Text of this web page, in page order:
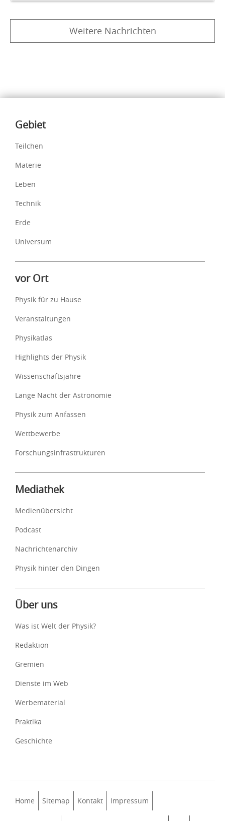
Weitere Nachrichten
Inhalte
Gebiet
Teilchen
Materie
Leben
Technik
Erde
Universum
vor Ort
Physik für zu Hause
Veranstaltungen
Physikatlas
Highlights der Physik
Wissenschaftsjahre
Lange Nacht der Astronomie
Physik zum Anfassen
Wettbewerbe
Forschungsinfrastrukturen
Mediathek
Medienübersicht
Podcast
Nachrichtenarchiv
Physik hinter den Dingen
Über uns
Was ist Welt der Physik?
Redaktion
Gremien
Dienste im Web
Werbematerial
Praktika
Geschichte
Home Sitemap Kontakt Impressum